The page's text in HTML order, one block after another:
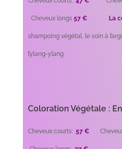
Cheveux longs 57 € La
shampoing végétal, le soin à
l’ylang-ylang
Coloration Végétale :
Cheveux courts: 57 €